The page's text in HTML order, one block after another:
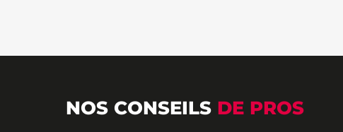
NOS CONSEILS DE PROS